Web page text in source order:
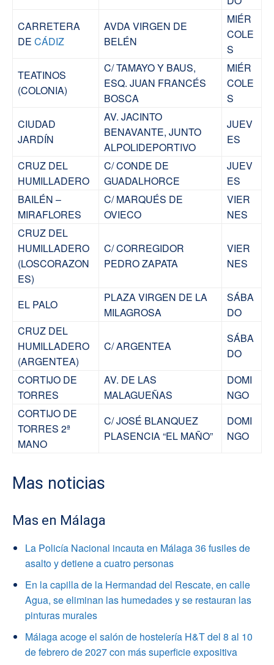
CARRETERA
DE CÁDIZ
AVDA VIRGEN DE
BELÉN
MIÉR
COLE
S
TEATINOS
(COLONIA)
C/ TAMAYO Y BAUS,
ESQ. JUAN FRANCÉS
BOSCA
MIÉR
COLE
S
CIUDAD
JARDÍN
AV. JACINTO
BENAVANTE, JUNTO
ALPOLIDEPORTIVO
JUEV
ES
CRUZ DEL
HUMILLADERO
C/ CONDE DE
GUADALHORCE
JUEV
ES
BAILÉN –
MIRAFLORES
C/ MARQUÉS DE
OVIECO
VIER
NES
CRUZ DEL
HUMILLADERO
(LOSCORAZON
ES)
C/ CORREGIDOR
PEDRO ZAPATA
VIER
NES
EL PALO
PLAZA VIRGEN DE LA
MILAGROSA
SÁBA
DO
CRUZ DEL
HUMILLADERO
(ARGENTEA)
C/ ARGENTEA
SÁBA
DO
CORTIJO DE
TORRES
AV. DE LAS
MALAGUEÑAS
DOMI
NGO
CORTIJO DE
TORRES 2ª
MANO
C/ JOSÉ BLANQUEZ
PLASENCIA “EL MAÑO”
DOMI
NGO
Mas noticias
Mas en Málaga
La Policía Nacional incauta en Málaga 36 fusiles de
asalto y detiene a cuatro personas
En la capilla de la Hermandad del Rescate, en calle
Agua, se eliminan las humedades y se restauran las
pinturas murales
Málaga acoge el salón de hostelería H&T del 8 al 10
de febrero de 2027 con más superficie expositiva